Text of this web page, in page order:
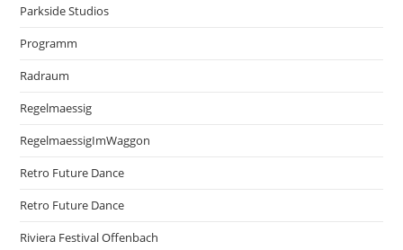
Parkside Studios
Programm
Radraum
Regelmaessig
RegelmaessigImWaggon
Retro Future Dance
Retro Future Dance
Riviera Festival Offenbach